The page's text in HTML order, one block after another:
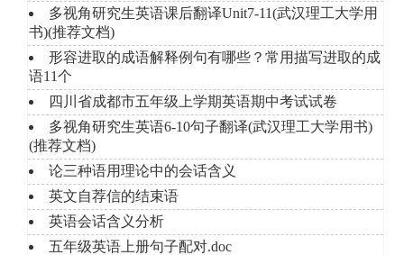
多视角研究生英语课后翻译Unit7-11(武汉理工大学用
书)(推荐文档)
形容进取的成语解释例句有哪些？常用描写进取的成
语11个
四川省成都市五年级上学期英语期中考试试卷
多视角研究生英语6-10句子翻译(武汉理工大学用书)
(推荐文档)
论三种语用理论中的会话含义
英文自荐信的结束语
英语会话含义分析
五年级英语上册句子配对.doc